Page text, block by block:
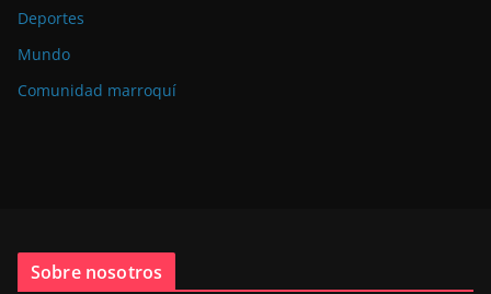
Deportes
Mundo
Comunidad marroquí
Sobre nosotros